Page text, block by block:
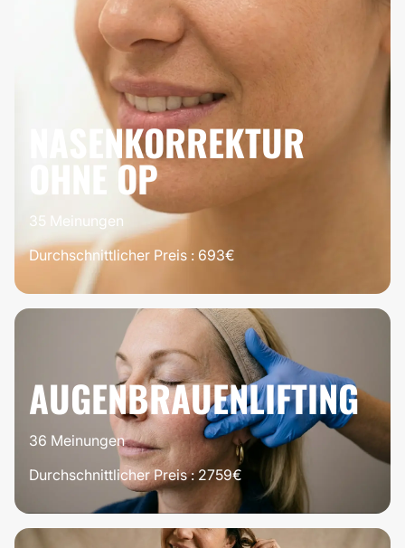
100%
NASENKORREKTUR
OHNE OP
35 Meinungen
Durchschnittlicher Preis : 693€
100%
AUGENBRAUENLIFTING
36 Meinungen
Durchschnittlicher Preis : 2759€